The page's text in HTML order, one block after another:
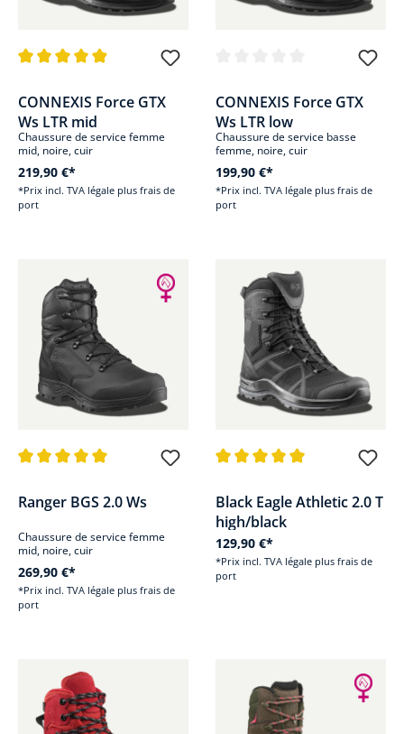
CONNEXIS Force GTX
Ws LTR mid
Chaussure de service femme
mid, noire, cuir
219,90 €*
*Prix incl. TVA légale plus frais de
port
CONNEXIS Force GTX
Ws LTR low
Chaussure de service basse
femme, noire, cuir
199,90 €*
*Prix incl. TVA légale plus frais de
port
Ranger BGS 2.0 Ws
Chaussure de service femme
mid, noire, cuir
269,90 €*
*Prix incl. TVA légale plus frais de
port
Black Eagle Athletic 2.0 T
high/black
129,90 €*
*Prix incl. TVA légale plus frais de
port